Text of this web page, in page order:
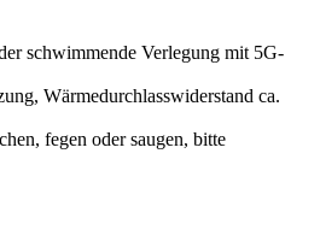
schwimmende Verlegung mit 5G-
Wärmedurchlasswiderstand ca.
fegen oder saugen, bitte